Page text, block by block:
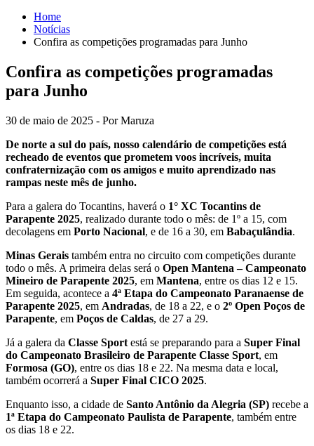
Home
Notícias
Confira as competições programadas para Junho
Confira as competições programadas
para Junho
30 de maio de 2025 - Por Maruza
De norte a sul do país, nosso calendário de competições está
recheado de eventos que prometem voos incríveis, muita
confraternização com os amigos e muito aprendizado nas
rampas neste mês de junho.
Para a galera do Tocantins, haverá o 1° XC Tocantins de
Parapente 2025, realizado durante todo o mês: de 1º a 15, com
decolagens em Porto Nacional, e de 16 a 30, em Babaçulândia.
Minas Gerais também entra no circuito com competições durante
todo o mês. A primeira delas será o Open Mantena – Campeonato
Mineiro de Parapente 2025, em Mantena, entre os dias 12 e 15.
Em seguida, acontece a 4ª Etapa do Campeonato Paranaense de
Parapente 2025, em Andradas, de 18 a 22, e o 2º Open Poços de
Parapente, em Poços de Caldas, de 27 a 29.
Já a galera da Classe Sport está se preparando para a Super Final
do Campeonato Brasileiro de Parapente Classe Sport, em
Formosa (GO), entre os dias 18 e 22. Na mesma data e local,
também ocorrerá a Super Final CICO 2025.
Enquanto isso, a cidade de Santo Antônio da Alegria (SP) recebe a
1ª Etapa do Campeonato Paulista de Parapente, também entre
os dias 18 e 22.